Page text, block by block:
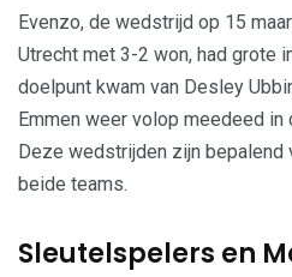
Evenzo, de wedstrijd op 15
Utrecht met 3-2 won, had grote
doelpunt kwam van Desley
Emmen weer volop meedeed
Deze wedstrijden zijn
beide teams.
Sleutelspelers en